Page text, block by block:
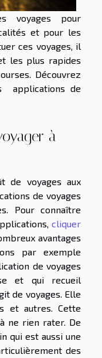
voyages pour
et pour les
ces voyages, il
les plus rapides
Découvrez
applications de
à
de voyages aux
de voyages
Pour connaître
cliquer
avantages
par exemple
de voyages
et qui recueil
de voyages. Elle
et autres. Cette
ne rien rater. De
qui est aussi une
des